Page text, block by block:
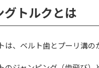
グトルクとは
は、ベルト歯とプーリ溝